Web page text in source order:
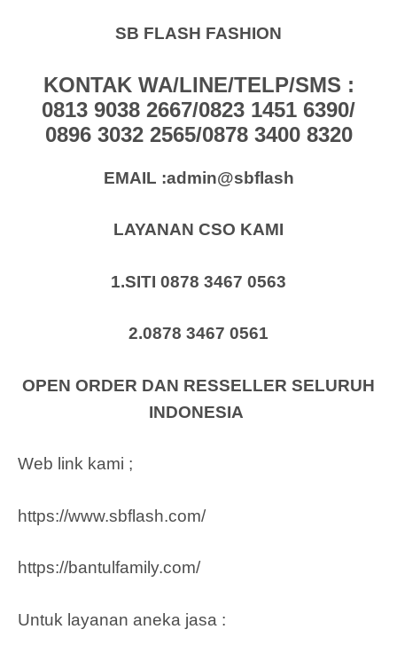
SB FLASH FASHION
KONTAK WA/LINE/TELP/SMS :
0813 9038 2667/0823 1451 6390/
0896 3032 2565/0878 3400 8320
EMAIL :admin@sbflash
LAYANAN CSO KAMI
1.SITI 0878 3467 0563
2.0878 3467 0561
OPEN ORDER DAN RESSELLER SELURUH
INDONESIA
Web link kami ;
https://www.sbflash.com/
https://bantulfamily.com/
Untuk layanan aneka jasa :